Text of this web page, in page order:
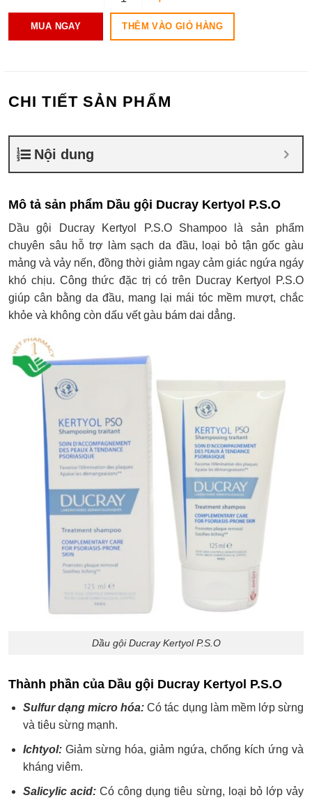
MUA NGAY THÊM VÀO GIỎ HÀNG
CHI TIẾT SẢN PHẨM
Nội dung
Mô tả sản phẩm Dầu gội Ducray Kertyol P.S.O
Dầu gội Ducray Kertyol P.S.O Shampoo là sản phẩm
chuyên sâu hỗ trợ làm sạch da đầu, loại bỏ tận gốc gàu
mảng và vảy nến, đồng thời giảm ngay cảm giác ngứa ngáy
khó chịu. Công thức đặc trị có trên Ducray Kertyol P.S.O
giúp cân bằng da đầu, mang lại mái tóc mềm mượt, chắc
khỏe và không còn dấu vết gàu bám dai dẳng.
Dầu gội Ducray Kertyol P.S.O
Thành phần của Dầu gội Ducray Kertyol P.S.O
Sulfur dạng micro hóa: Có tác dụng làm mềm lớp sừng
và tiêu sừng mạnh.
Ichtyol: Giảm sừng hóa, giảm ngứa, chống kích ứng và
kháng viêm.
Salicylic acid:Có công dụng tiêu sừng, loại bỏ lớp vảy